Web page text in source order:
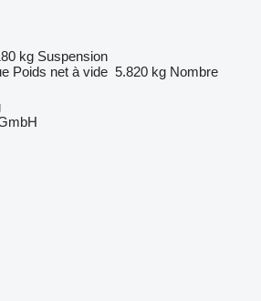
kg Suspension
Poids net à vide 5.820 kg Nombre